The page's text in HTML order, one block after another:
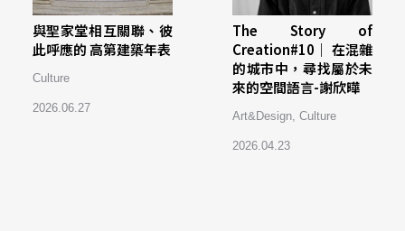
與聖家堂相互關聯、彼
此呼應的 高第建築年表
Culture
2026.06.27
The Story of
Creation#10｜ 在混雜
的城市中，尋找屬於未
來的空間語言-謝欣曄
Art&Design ,Culture
2026.04.23